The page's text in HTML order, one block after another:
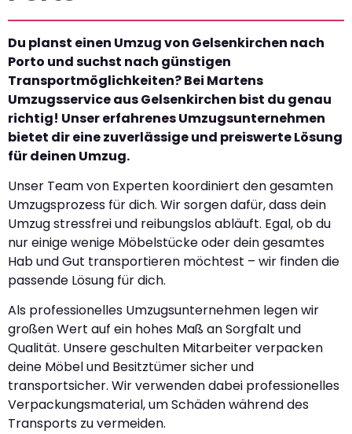
Du planst einen Umzug von Gelsenkirchen nach
Porto und suchst nach günstigen
Transportmöglichkeiten? Bei Martens
Umzugsservice aus Gelsenkirchen bist du genau
richtig! Unser erfahrenes Umzugsunternehmen
bietet dir eine zuverlässige und preiswerte Lösung
für deinen Umzug.
Unser Team von Experten koordiniert den gesamten
Umzugsprozess für dich. Wir sorgen dafür, dass dein
Umzug stressfrei und reibungslos abläuft. Egal, ob du
nur einige wenige Möbelstücke oder dein gesamtes
Hab und Gut transportieren möchtest – wir finden die
passende Lösung für dich.
Als professionelles Umzugsunternehmen legen wir
großen Wert auf ein hohes Maß an Sorgfalt und
Qualität. Unsere geschulten Mitarbeiter verpacken
deine Möbel und Besitztümer sicher und
transportsicher. Wir verwenden dabei professionelles
Verpackungsmaterial, um Schäden während des
Transports zu vermeiden.